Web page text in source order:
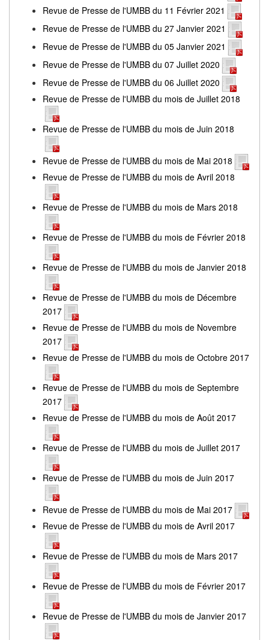
Revue de Presse de l'UMBB du 11 Février 2021
Revue de Presse de l'UMBB du 27 Janvier 2021
Revue de Presse de l'UMBB du 05 Janvier 2021
Revue de Presse de l'UMBB du 07 Juillet 2020
Revue de Presse de l'UMBB du 06 Juillet 2020
Revue de Presse de l'UMBB du mois de Juillet 2018
Revue de Presse de l'UMBB du mois de Juin 2018
Revue de Presse de l'UMBB du mois de Mai 2018
Revue de Presse de l'UMBB du mois de Avril 2018
Revue de Presse de l'UMBB du mois de Mars 2018
Revue de Presse de l'UMBB du mois de Février 2018
Revue de Presse de l'UMBB du mois de Janvier 2018
Revue de Presse de l'UMBB du mois de Décembre
2017
Revue de Presse de l'UMBB du mois de Novembre
2017
Revue de Presse de l'UMBB du mois de Octobre 2017
Revue de Presse de l'UMBB du mois de Septembre
2017
Revue de Presse de l'UMBB du mois de Août 2017
Revue de Presse de l'UMBB du mois de Juillet 2017
Revue de Presse de l'UMBB du mois de Juin 2017
Revue de Presse de l'UMBB du mois de Mai 2017
Revue de Presse de l'UMBB du mois de Avril 2017
Revue de Presse de l'UMBB du mois de Mars 2017
Revue de Presse de l'UMBB du mois de Février 2017
Revue de Presse de l'UMBB du mois de Janvier 2017